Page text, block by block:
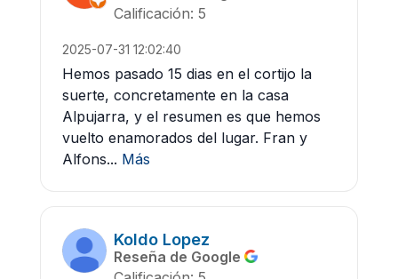
Calificación: 5
2025-07-31 12:02:40
Hemos pasado 15 dias en el cortijo la
suerte, concretamente en la casa
Alpujarra, y el resumen es que hemos
vuelto enamorados del lugar. Fran y
Alfons... Más
Koldo Lopez
Reseña de Google